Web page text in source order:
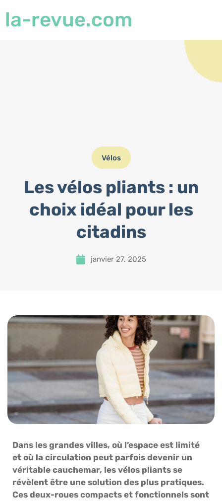
la-revue.com
Vélos
Les vélos pliants : un
choix idéal pour les
citadins
janvier 27, 2025
Dans les grandes villes, où l’espace est limité
et où la circulation peut parfois devenir un
véritable cauchemar, les vélos pliants se
révèlent être une solution des plus pratiques.
Ces deux-roues compacts et fonctionnels sont